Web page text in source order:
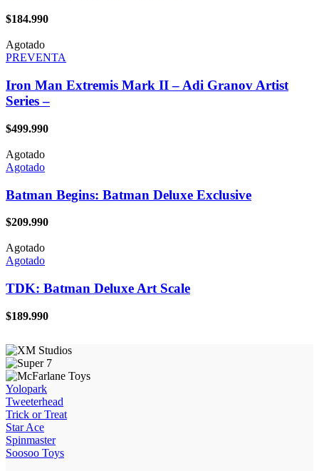
$184.990
Agotado
PREVENTA
Iron Man Extremis Mark II – Adi Granov Artist
Series –
$499.990
Agotado
Agotado
Batman Begins: Batman Deluxe Exclusive
$209.990
Agotado
Agotado
TDK: Batman Deluxe Art Scale
$189.990
Yolopark
Tweeterhead
Trick or Treat
Star Ace
Spinmaster
Soosoo Toys